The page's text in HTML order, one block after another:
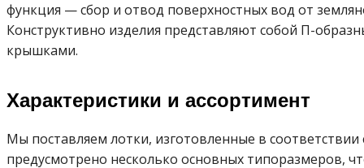
функция — сбор и отвод поверхностных вод от
Конструктивно изделия представляют собой П-
крышками.
Характеристики и ассортимент
Мы поставляем лотки, изготовленные в
предусмотрено несколько основных типоразмеров,